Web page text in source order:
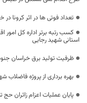
تعداد فوتی ها در اثر کرونا در
کسب رتبه برتر اداره کل امور
استانی شهید رجایی
ظرفیت تولید برق خراسان
بهره برداری از پروژه فاضلاب شهرک
پایان عملیات اعزام زائران حج تمتع ۱۴۰۴ از فرودگاه بین المللی شهید